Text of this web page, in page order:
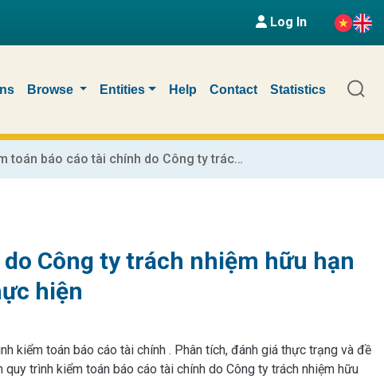
Log In
Browse Entities Help Contact Statistics
Quy trình kiểm toán báo cáo tài chính do Công ty trách nhiệm hữu hạn Kiểm toán và Tư vấn MKF Việt Nam thực hiện
Công ty trách nhiệm hữu hạn
hiện
kiểm toán báo cáo tài chính . Phân tích, đánh giá thực trạng và đề
trình kiểm toán báo cáo tài chính do Công ty trách nhiệm hữu